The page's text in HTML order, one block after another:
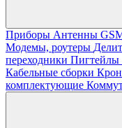
Приборы Антенны
Модемы, роутеры
переходники Пигтейлы
Кабельные сборки
комплектующие